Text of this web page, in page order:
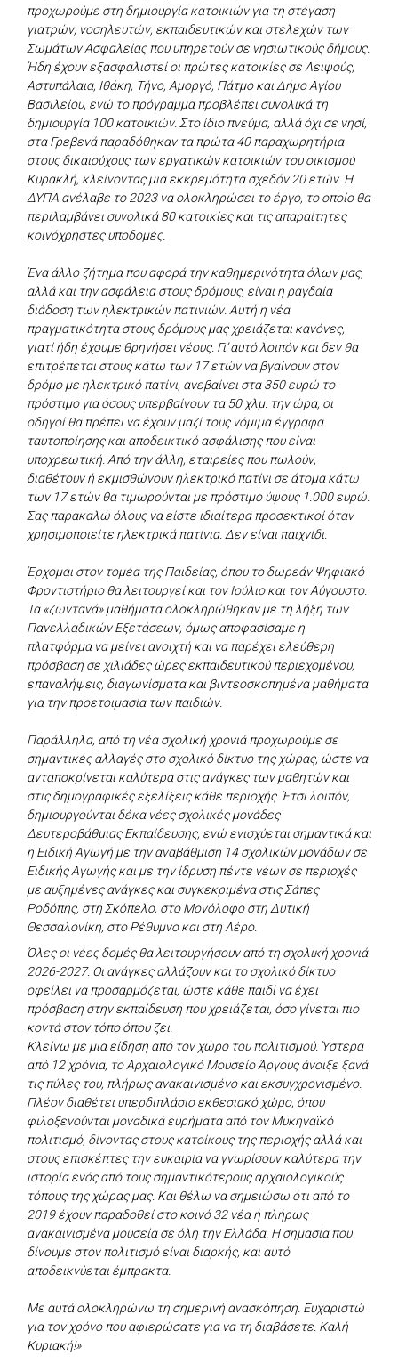
προχωρούμε στη δημιουργία κατοικιών για τη στέγαση
γιατρών, νοσηλευτών, εκπαιδευτικών και στελεχών των
Σωμάτων Ασφαλείας που υπηρετούν σε νησιωτικούς δήμους.
Ήδη έχουν εξασφαλιστεί οι πρώτες κατοικίες σε Λειψούς,
Αστυπάλαια, Ιθάκη, Τήνο, Αμοργό, Πάτμο και Δήμο Αγίου
Βασιλείου, ενώ το πρόγραμμα προβλέπει συνολικά τη
δημιουργία 100 κατοικιών. Στο ίδιο πνεύμα, αλλά όχι σε νησί,
στα Γρεβενά παραδόθηκαν τα πρώτα 40 παραχωρητήρια
στους δικαιούχους των εργατικών κατοικιών του οικισμού
Κυρακλή, κλείνοντας μια εκκρεμότητα σχεδόν 20 ετών. Η
ΔΥΠΑ ανέλαβε το 2023 να ολοκληρώσει το έργο, το οποίο θα
περιλαμβάνει συνολικά 80 κατοικίες και τις απαραίτητες
κοινόχρηστες υποδομές.
Ένα άλλο ζήτημα που αφορά την καθημερινότητα όλων μας,
αλλά και την ασφάλεια στους δρόμους, είναι η ραγδαία
διάδοση των ηλεκτρικών πατινιών. Αυτή η νέα
πραγματικότητα στους δρόμους μας χρειάζεται κανόνες,
γιατί ήδη έχουμε θρηνήσει νέους. Γι’ αυτό λοιπόν και δεν θα
επιτρέπεται στους κάτω των 17 ετών να βγαίνουν στον
δρόμο με ηλεκτρικό πατίνι, ανεβαίνει στα 350 ευρώ το
πρόστιμο για όσους υπερβαίνουν τα 50 χλμ. την ώρα, οι
οδηγοί θα πρέπει να έχουν μαζί τους νόμιμα έγγραφα
ταυτοποίησης και αποδεικτικό ασφάλισης που είναι
υποχρεωτική. Από την άλλη, εταιρείες που πωλούν,
διαθέτουν ή εκμισθώνουν ηλεκτρικό πατίνι σε άτομα κάτω
των 17 ετών θα τιμωρούνται με πρόστιμο ύψους 1.000 ευρώ.
Σας παρακαλώ όλους να είστε ιδιαίτερα προσεκτικοί όταν
χρησιμοποιείτε ηλεκτρικά πατίνια. Δεν είναι παιχνίδι.
Έρχομαι στον τομέα της Παιδείας, όπου το δωρεάν Ψηφιακό
Φροντιστήριο θα λειτουργεί και τον Ιούλιο και τον Αύγουστο.
Τα «ζωντανά» μαθήματα ολοκληρώθηκαν με τη λήξη των
Πανελλαδικών Εξετάσεων, όμως αποφασίσαμε η
πλατφόρμα να μείνει ανοιχτή και να παρέχει ελεύθερη
πρόσβαση σε χιλιάδες ώρες εκπαιδευτικού περιεχομένου,
επαναλήψεις, διαγωνίσματα και βιντεοσκοπημένα μαθήματα
για την προετοιμασία των παιδιών.
Παράλληλα, από τη νέα σχολική χρονιά προχωρούμε σε
σημαντικές αλλαγές στο σχολικό δίκτυο της χώρας, ώστε να
ανταποκρίνεται καλύτερα στις ανάγκες των μαθητών και
στις δημογραφικές εξελίξεις κάθε περιοχής. Έτσι λοιπόν,
δημιουργούνται δέκα νέες σχολικές μονάδες
Δευτεροβάθμιας Εκπαίδευσης, ενώ ενισχύεται σημαντικά και
η Ειδική Αγωγή με την αναβάθμιση 14 σχολικών μονάδων σε
Ειδικής Αγωγής και με την ίδρυση πέντε νέων σε περιοχές
με αυξημένες ανάγκες και συγκεκριμένα στις Σάπες
Ροδόπης, στη Σκόπελο, στο Μονόλοφο στη Δυτική
Θεσσαλονίκη, στο Ρέθυμνο και στη Λέρο.
Όλες οι νέες δομές θα λειτουργήσουν από τη σχολική χρονιά
2026-2027. Οι ανάγκες αλλάζουν και το σχολικό δίκτυο
οφείλει να προσαρμόζεται, ώστε κάθε παιδί να έχει
πρόσβαση στην εκπαίδευση που χρειάζεται, όσο γίνεται πιο
κοντά στον τόπο όπου ζει.
Κλείνω με μια είδηση από τον χώρο του πολιτισμού. Ύστερα
από 12 χρόνια, το Αρχαιολογικό Μουσείο Άργους άνοιξε ξανά
τις πύλες του, πλήρως ανακαινισμένο και εκσυγχρονισμένο.
Πλέον διαθέτει υπερδιπλάσιο εκθεσιακό χώρο, όπου
φιλοξενούνται μοναδικά ευρήματα από τον Μυκηναϊκό
πολιτισμό, δίνοντας στους κατοίκους της περιοχής αλλά και
στους επισκέπτες την ευκαιρία να γνωρίσουν καλύτερα την
ιστορία ενός από τους σημαντικότερους αρχαιολογικούς
τόπους της χώρας μας. Και θέλω να σημειώσω ότι από το
2019 έχουν παραδοθεί στο κοινό 32 νέα ή πλήρως
ανακαινισμένα μουσεία σε όλη την Ελλάδα. Η σημασία που
δίνουμε στον πολιτισμό είναι διαρκής, και αυτό
αποδεικνύεται έμπρακτα.
Με αυτά ολοκληρώνω τη σημερινή ανασκόπηση. Ευχαριστώ
για τον χρόνο που αφιερώσατε για να τη διαβάσετε. Καλή
Κυριακή!»